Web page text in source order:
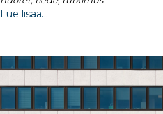
Lue lisää...